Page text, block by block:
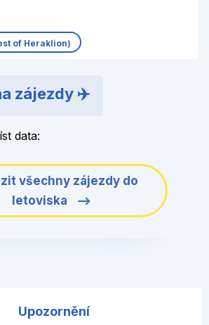
of Heraklion)
zájezdy ✈️
data:
všechny zájezdy do
letoviska
Upozornění